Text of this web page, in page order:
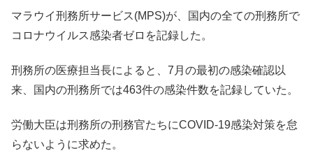
マラウイ刑務所サービス(MPS)が、国内の全ての刑務所で
コロナウイルス感染者ゼロを記録した。
刑務所の医療担当長によると、7月の最初の感染確認以
来、国内の刑務所では463件の感染件数を記録していた。
労働大臣は刑務所の刑務官たちにCOVID-19感染対策を怠
らないように求めた。